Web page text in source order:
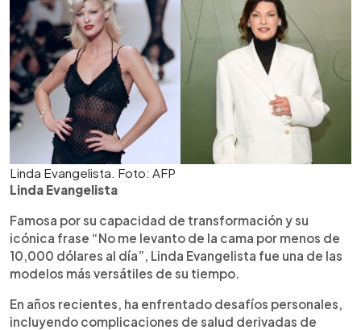
Linda Evangelista. Foto: AFP
Linda Evangelista
Famosa por su capacidad de transformación y su
icónica frase “No me levanto de la cama por menos de
10,000 dólares al día”, Linda Evangelista fue una de las
modelos más versátiles de su tiempo.
En años recientes, ha enfrentado desafíos personales,
incluyendo complicaciones de salud derivadas de